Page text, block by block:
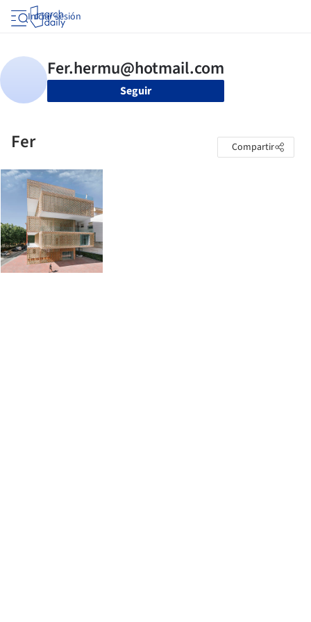
Iniciar sesión
Seguir
Fer Compartir